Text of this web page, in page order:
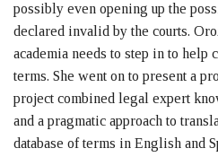
possibly even opening up the
declared invalid by the courts.
academia needs to step in to help
terms. She went on to present a
project combined legal expert
and a pragmatic approach to
database of terms in English and